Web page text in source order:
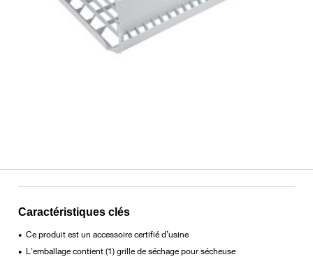
Caractéristiques clés
• Ce produit est un accessoire certifié d’usine
• L'emballage contient (1) grille de séchage pour sécheuse